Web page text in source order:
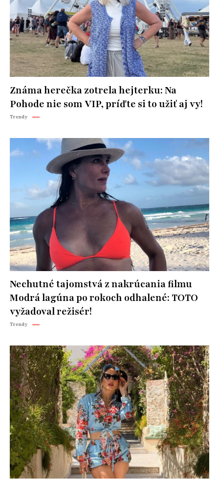
Známa herečka zotrela hejterku: Na
Pohode nie som VIP, príďte si to užiť aj vy!
Trendy
Nechutné tajomstvá z nakrúcania filmu
Modrá lagúna po rokoch odhalené: TOTO
vyžadoval režisér!
Trendy